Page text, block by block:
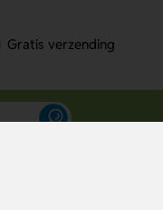
Gratis verzending